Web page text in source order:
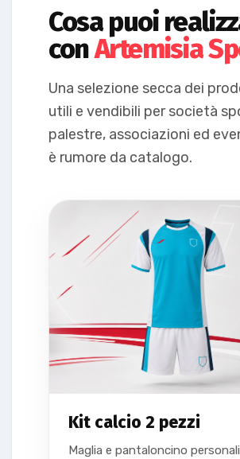
Cosa puoi
conArtemisia
Una selezione secca dei
utili e vendibili per società
palestre, associazioni ed
è rumore da catalogo.
Kit calcio 2 pezzi
Maglia e pantaloncino